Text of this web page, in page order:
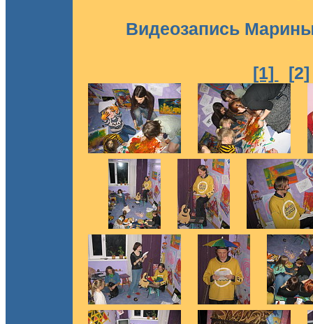
Видеозапись
[1]